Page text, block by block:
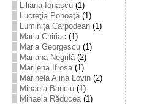
Liliana Ionașcu(1)
Lucreţia Pohoaţă(1)
Luminița Carpodean(1)
Maria Chiriac (1)
Maria Georgescu(1)
Mariana Negrilă(2)
Marilena Ifrosa(1)
Marinela Alina Lovin(2)
Mihaela Banciu(1)
Mihaela Răducea(1)